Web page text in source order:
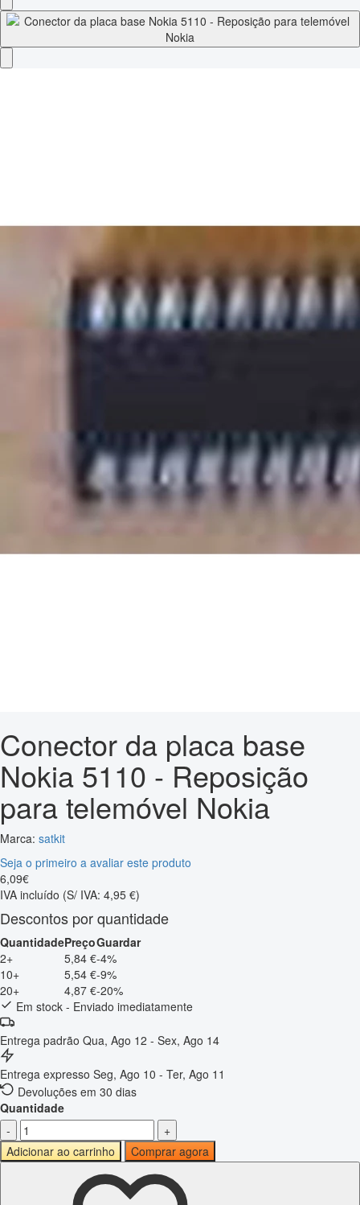
Conector da placa base
Nokia 5110 - Reposição
para telemóvel Nokia
Marca: satkit
Seja o primeiro a avaliar este produto
6,09€
IVA incluído (S/ IVA: 4,95 €)
Descontos por quantidade
QuantidadePreçoGuardar
2+
5,84 €-4%
10+
5,54 €-9%
20+
4,87 €-20%
Em stock - Enviado imediatamente
Entrega padrão Qua, Ago 12 - Sex, Ago 14
Entrega expresso Seg, Ago 10 - Ter, Ago 11
Devoluções em 30 dias
Quantidade
-
+
Adicionar ao carrinho
Comprar agora